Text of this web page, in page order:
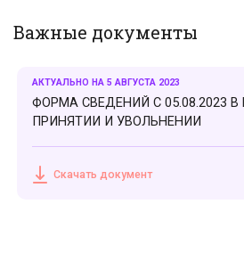
Важные документы
АКТУАЛЬНО НА 5 АВГУСТА 2023
ФОРМА СВЕДЕНИЙ С 05.08.2023
ПРИНЯТИИ И УВОЛЬНЕНИИ
Скачать документ